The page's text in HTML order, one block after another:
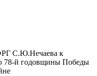
С.Ю.Нечаева к
78-й годовщины Победы